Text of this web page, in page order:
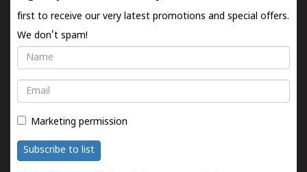
first to receive our very latest promotions and special offers.
We don't spam!
Name
Email
Marketing permission
Subscribe to list